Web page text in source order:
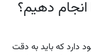
دارد که باید به دقت